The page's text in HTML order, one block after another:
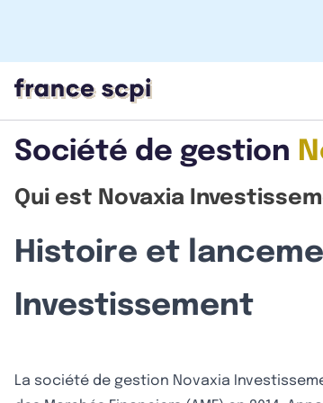
Société de gestion
Qui est Novaxia
Histoire et
Investissement
La société de gestion Novaxia